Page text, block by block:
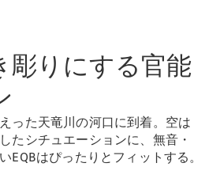
彫りにする官能
った天竜川の河口に到着。空は
たシチュエーションに、無音・
EQBはぴったりとフィットする。